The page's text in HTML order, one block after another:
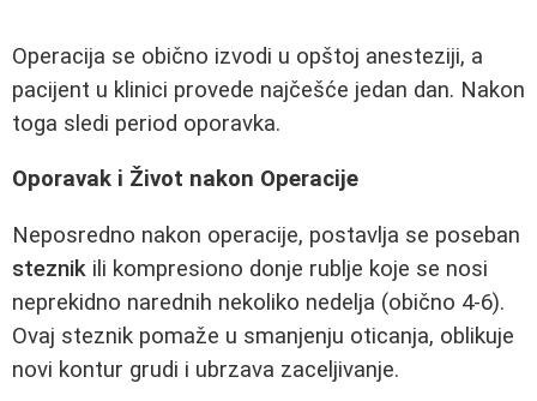
Operacija se obično izvodi u opštoj anesteziji, a
pacijent u klinici provede najčešće jedan dan. Nakon
toga sledi period oporavka.
Oporavak i Život nakon Operacije
Neposredno nakon operacije, postavlja se poseban
steznik ili kompresiono donje rublje koje se nosi
neprekidno narednih nekoliko nedelja (obično 4-6).
Ovaj steznik pomaže u smanjenju oticanja, oblikuje
novi kontur grudi i ubrzava zaceljivanje.